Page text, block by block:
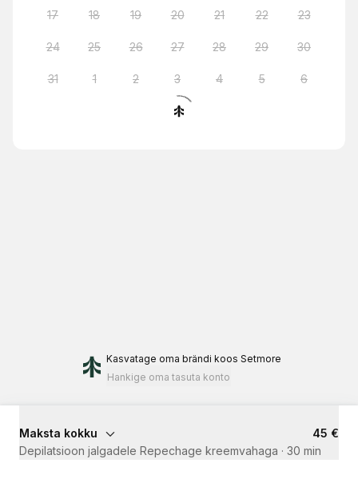
17 18 19 20 21 22 23
24 25 26 27 28 29 30
31 1 2 3 4 5 6
Kasvatage oma brändi koos Setmore
Hankige oma tasuta konto
Maksta kokku
45 €
Depilatsioon jalgadele Repechage kreemvahaga · 30 min